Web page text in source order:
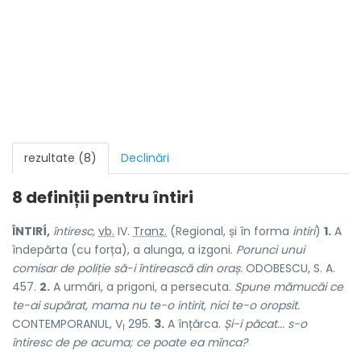
rezultate (8) Declinări
8 definiții pentru întiri
ÎNTIRÍ, întiresc, vb. IV. Tranz. (Regional, și în forma intiri) 1. A
îndepărta (cu forța), a alunga, a izgoni. Porunci unui
comisar de poliție să-i întirească din oraș. ODOBESCU, S. A.
457. 2. A urmări, a prigoni, a persecuta. Spune mămucăi ce
te-ai supărat, mama nu te-o intirit, nici te-o oropsit.
CONTEMPORANUL, VI 295. 3. A înțărca. Și-i păcat... s-o
întiresc de pe acuma; ce poate ea mînca?